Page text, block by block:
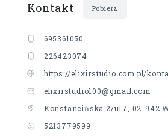
Kontakt Pobierz
695361050
226423074
https://elixirstudio.com.pl/
elixirstudio100@gmail.com
Konstancińska 2/u17, 02-942
5213779599